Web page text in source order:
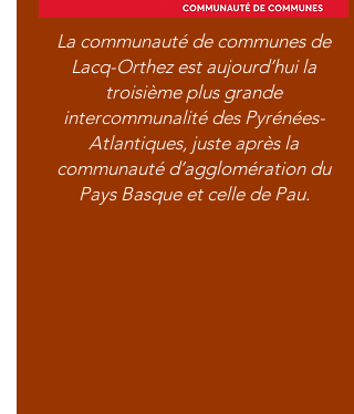
La communauté de communes de
Lacq-Orthez est aujourd’hui la
troisième plus grande
intercommunalité des Pyrénées-
Atlantiques, juste après la
communauté d’agglomération du
Pays Basque et celle de Pau.